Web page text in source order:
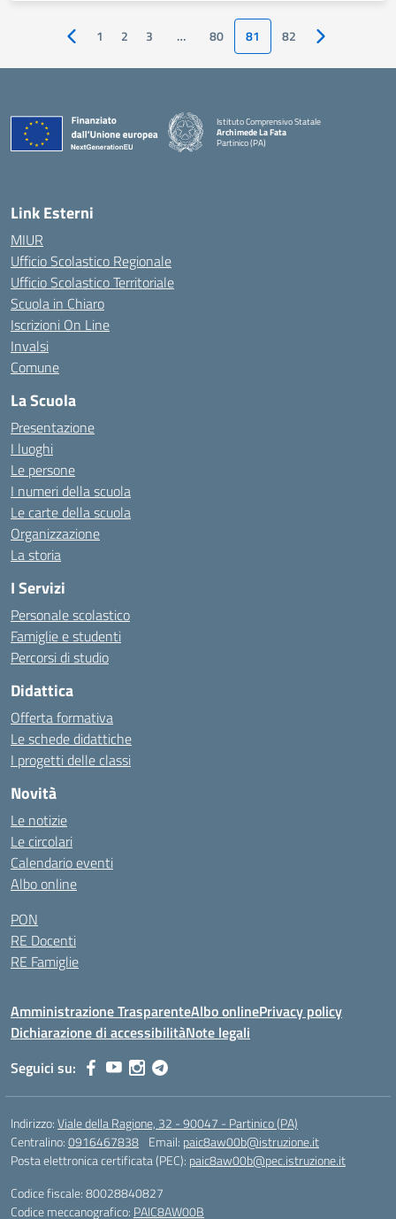
Pagina precedente
1 2 3 … 80 81 82 Pagina
Istituto Comprensivo Statale
Archimede La Fata
Partinico (PA)
Link Esterni
MIUR
Ufficio Scolastico Regionale
Ufficio Scolastico Territoriale
Scuola in Chiaro
Iscrizioni On Line
Invalsi
Comune
La Scuola
Presentazione
I luoghi
Le persone
I numeri della scuola
Le carte della scuola
Organizzazione
La storia
I Servizi
Personale scolastico
Famiglie e studenti
Percorsi di studio
Didattica
Offerta formativa
Le schede didattiche
I progetti delle classi
Novità
Le notizie
Le circolari
Calendario eventi
Albo online
PON
RE Docenti
RE Famiglie
Amministrazione TrasparenteAlbo onlinePrivacy policy
Dichiarazione di accessibilitàNote legali
Seguici su:
Indirizzo:Viale della Ragione, 32 - 90047 - Partinico (PA)
Centralino:0916467838 Email: paic8aw00b@istruzione.it
Posta elettronica certificata (PEC): paic8aw00b@pec.istruzione.it
Codice fiscale: 80028840827
Codice meccanografico: PAIC8AW00B